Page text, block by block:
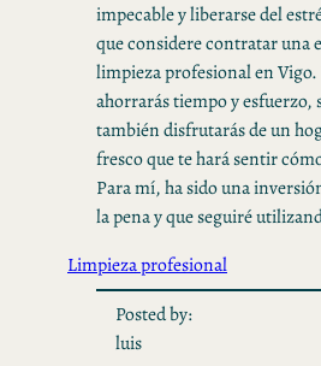
impecable y liberarse del
que considere contratar una
limpieza profesional en
ahorrarás tiempo y esfuerzo,
también disfrutarás de un
fresco que te hará sentir
Para mí, ha sido una
la pena y que seguiré
Limpieza profesional
Posted by:
luis